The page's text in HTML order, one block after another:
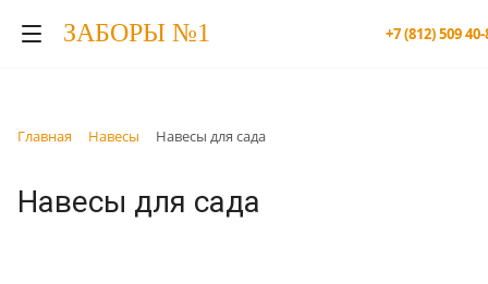
ЗАБОРЫ №1 +7 (812) 509
Главная Навесы Навесы для сада
Навесы для сада